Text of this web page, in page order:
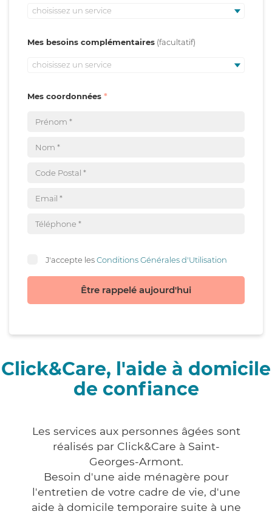
choisissez un service
Mes besoins complémentaires
choisissez un service
Mes coordonnées
J'accepte lesConditions Générales d'Utilisation
Être rappelé aujourd'hui
Click&Care, l'aide à domicile
de confiance
Les services aux personnes âgées sont
réalisés par Click&Care à Saint-
Georges-Armont.
Besoin d'une aide ménagère pour
l'entretien de votre cadre de vie, d'une
aide à domicile temporaire suite à une